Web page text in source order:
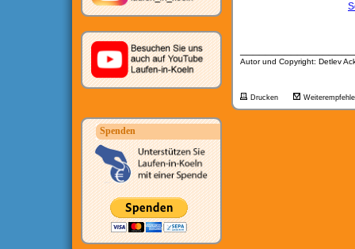
Spenden
Autor und Copyright: Detlev
Drucken